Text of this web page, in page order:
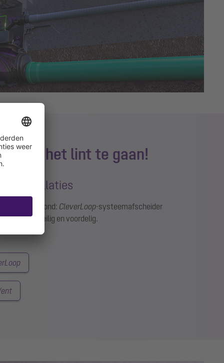
door het lint te gaan!
in het plafond: CleverLoop-systeemafscheider
Snel, veilig en voordelig.